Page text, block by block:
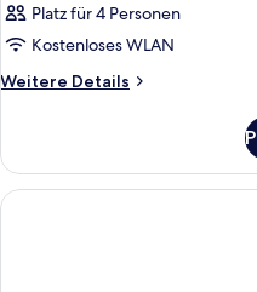
Platz für 4 Personen
Kostenloses WLAN
Weitere Details
Weitere